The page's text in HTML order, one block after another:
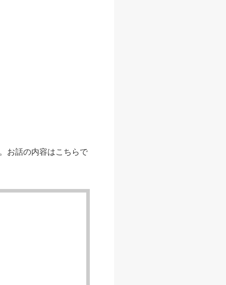
お話の内容はこちらで